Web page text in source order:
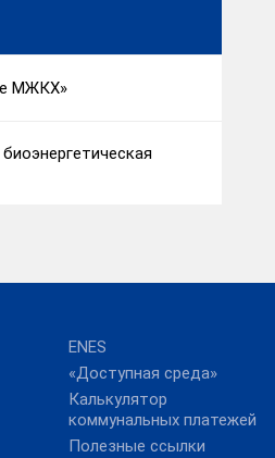
МЖКХ»
ENES
«Доступная среда»
Калькулятор
коммунальных платежей
Полезные ссылки